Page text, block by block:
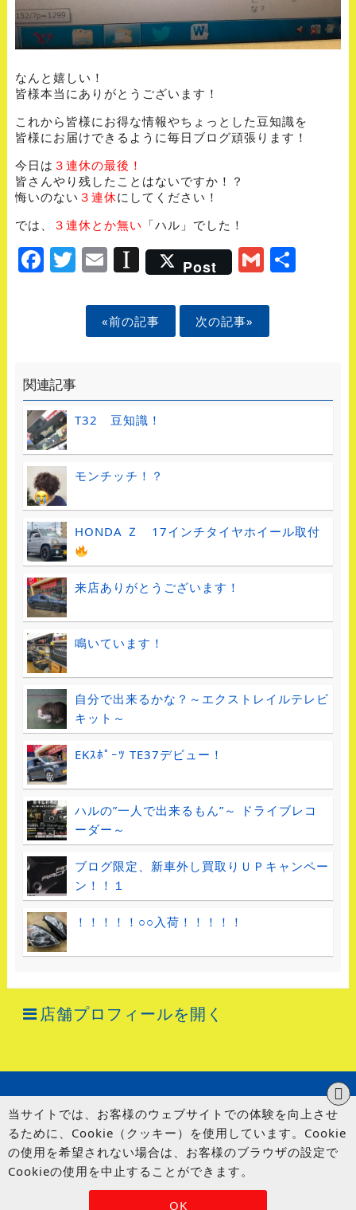
なんと嬉しい！
皆様本当にありがとうございます！
これから皆様にお得な情報やちょっとした豆知識を
皆様にお届けできるように毎日ブログ頑張ります！
今日は ３連休の最後！
皆さんやり残したことはないですか！？
悔いのない ３連休にしてください！
では、
３連休とか無い 「ハル」でした！
Facebook
Twitter
Email
Instapaper
Post Gmail
«前の記事 次の記事»
関連記事
T32 豆知識！
モンチッチ！？
HONDA Ｚ 17インチタイヤホイール取付
来店ありがとうございます！
鳴いています！
自分で出来るかな？～エクストレイルテレビ
キット～
EKｽﾎﾟｰﾂ TE37デビュー！
ハルの”一人で出来るもん”～ ドライブレコ
ーダー～
ブログ限定、新車外し買取りＵＰキャンペー
ン！！１
！！！！！○○入荷！！！！！
店舗プロフィールを開く
© UP GARAGE GROUP Co., Ltd.
OK
当サイトでは、お客様のウェブサイトでの体験を向上させ
るために、Cookie（クッキー）を使用しています。Cookie
の使用を希望されない場合は、お客様のブラウザの設定で
Cookieの使用を中止することができます。